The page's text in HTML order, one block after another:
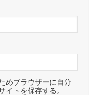
めブラウザーに自分
イトを保存する。